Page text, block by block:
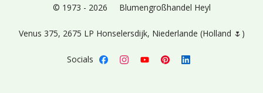
© 1973 - 2026 Blumengroßhandel Heyl
Venus 375, 2675 LP Honselersdijk, Niederlande (Holland 🌷)
Socials